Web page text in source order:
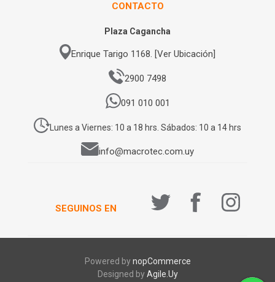
CONTACTO
Plaza Cagancha
Enrique Tarigo 1168. [Ver Ubicación]
2900 7498
091 010 001
Lunes a Viernes: 10 a 18 hrs. Sábados: 10 a 14 hrs
info@macrotec.com.uy
SEGUINOS EN
Powered bynopCommerce
Designed byAgile.Uy